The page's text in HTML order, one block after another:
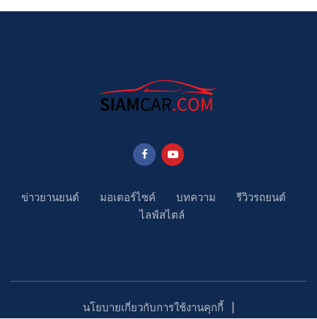
ข่าวยานยนต์ มอเตอร์ไซค์ บทความ
รีวิวรถยนต์
ไลฟ์สไตล์
นโยบายเกี่ยวกับการใช้งานคุกกี้